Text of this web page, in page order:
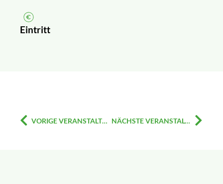
Eintritt
VORIGE VERANSTALTUNG NÄCHSTE VERANSTALTUNG